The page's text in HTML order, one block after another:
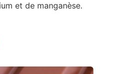
et de manganèse.